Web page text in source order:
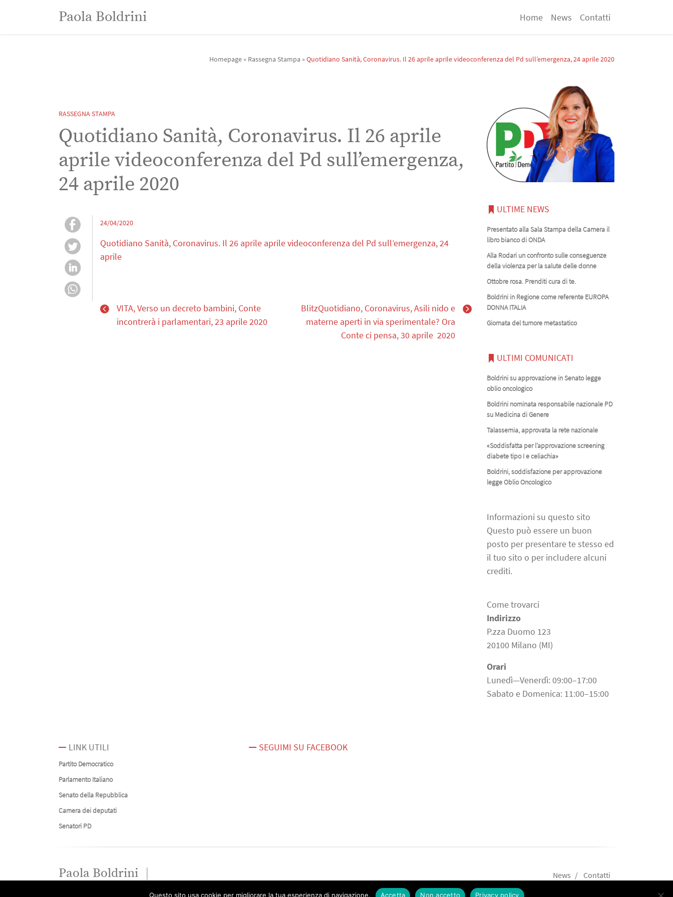
Paola BoldriniPaola Boldrini Home News Contatti
Homepage » Rassegna Stampa »Quotidiano Sanità, Coronavirus. Il 26 aprile aprile videoconferenza del Pd sull’emergenza, 24 aprile 2020
RASSEGNA STAMPA
Quotidiano Sanità, Coronavirus. Il 26 aprile
aprile videoconferenza del Pd sull’emergenza,
24 aprile 2020
24/04/2020
Quotidiano Sanità, Coronavirus. Il 26 aprile aprile videoconferenza del Pd sull’emergenza, 24
aprile
VITA, Verso un decreto bambini, Conte
incontrerà i parlamentari, 23 aprile 2020
BlitzQuotidiano, Coronavirus, Asili nido e
materne aperti in via sperimentale? Ora
Conte ci pensa, 30 aprile 2020
ULTIME NEWS
Presentato alla Sala Stampa della Camera il
libro bianco di ONDA
Alla Rodari un confronto sulle conseguenze
della violenza per la salute delle donne
Ottobre rosa. Prenditi cura di te.
Boldrini in Regione come referente EUROPA
DONNA ITALIA
Giornata del tumore metastatico
ULTIMI COMUNICATI
Boldrini su approvazione in Senato legge
oblio oncologico
Boldrini nominata responsabile nazionale PD
su Medicina di Genere
Talassemia, approvata la rete nazionale
«Soddisfatta per l’approvazione screening
diabete tipo I e celiachia»
Boldrini, soddisfazione per approvazione
legge Oblio Oncologico
Informazioni su questo sito
Questo può essere un buon
posto per presentare te stesso ed
il tuo sito o per includere alcuni
crediti.
Come trovarci
Indirizzo
P.zza Duomo 123
20100 Milano (MI)
Orari
Lunedì—Venerdì: 09:00–17:00
Sabato e Domenica: 11:00–15:00
LINK UTILI
Partito Democratico
Parlamento Italiano
Senato della Repubblica
Camera dei deputati
Senatori PD
SEGUIMI SU FACEBOOK
Paola Boldrini News Contatti
Questo sito usa cookie per migliorare la tua esperienza di navigazione. Accetta Non accetto Privacy policy